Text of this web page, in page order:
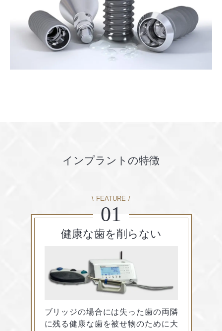
インプラントの特徴
FEATURE
01
健康な歯を削らない
ブリッジの場合には失った歯の両隣
に残る健康な歯を被せ物のために大